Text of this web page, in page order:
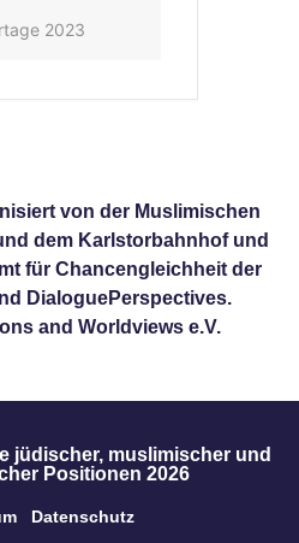
2023
von der Muslimischen
dem Karlstorbahnhof und
für Chancengleichheit der
DialoguePerspectives.
and Worldviews e.V.
jüdischer, muslimischer und
Positionen 2026
Datenschutz